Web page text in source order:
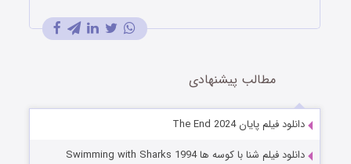
مطالب پیشنهادی
دانلود فیلم پایان The End 2024
دانلود فیلم شنا با کوسه ها Swimming with Sharks 1994